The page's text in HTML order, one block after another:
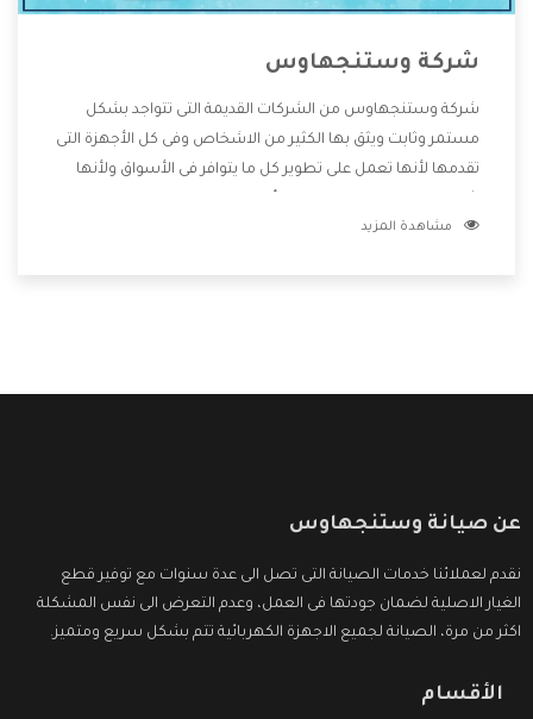
شركة وستنجهاوس
شركة وستنجهاوس من الشركات القديمة التى تتواجد بشكل
مستمر وثابت ويثق بها الكثير من الاشخاص وفى كل الأجهزة التى
تقدمها لأنها تعمل على تطوير كل ما يتوافر فى الأسواق ولأنها
المنتجات وتقدم للعملاء أقوى العروض والخصومات التى تسهل
مشاهدة المزيد
عن صيانة وستنجهاوس
نقدم لعملائنا خدمات الصيانة التى تصل الى عدة سنوات مع توفير قطع
الغيار الاصلية لضمان جودتها فى العمل، وعدم التعرض الى نفس المشكلة
اكثر من مرة، الصيانة لجميع الاجهزة الكهربائية تتم بشكل سريع ومتميز.
الأقسام